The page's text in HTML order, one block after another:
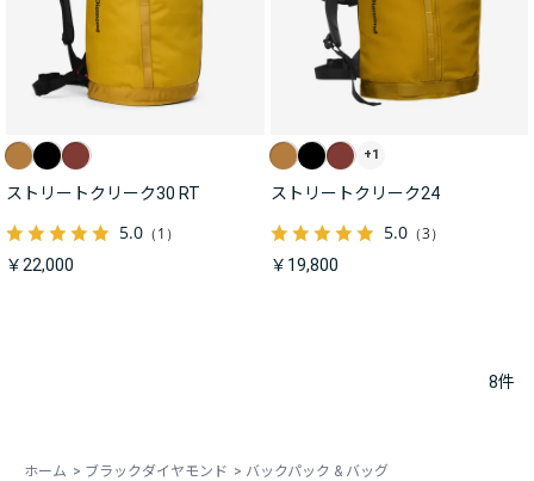
ストリートクリーク30 RT
5.0 （1）
￥22,000
+1
ストリートクリーク24
5.0（3）
￥19,800
8件
ホーム > ブラックダイヤモンド > バックパック & バッグ